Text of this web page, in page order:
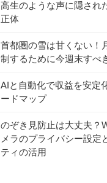
高生のような声に隠され
正体
首都圏の雪は甘くない！
制するために今週末すべ
AIと自動化で収益を安定
ードマップ
のぞき見防止は大丈夫？
メラのプライバシー設定
ティの活用